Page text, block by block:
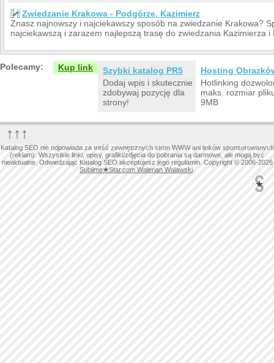
Zwiedzanie Krakowa - Podgórze, Kazimierz
Znasz najnowszy i najciekawszy sposób na zwiedzanie Krakowa?
najciekawszą i zarazem najlepszą trasę do zwiedzania Kazimierza i
Polecamy: Kup link
Szybki katalog PR5
Dodaj wpis i skutecznie
zdobywaj pozycję dla
strony!
Hosting
Hotlinking
maks. rozmiar
9MB
↑↑↑
Katalog SEO nie odpowiada za treść zewnętrznych stron WWW ani linków sponsorowanych
(reklam). Wszystkie linki, opisy, grafiki/zdjęcia do pobrania są darmowe, ale mogą być
nieaktualne. Odwiedzając Katalog SEO akceptujesz jego regulamin. Copyright © 2006-2026
Sublime★Star.com Walerian Walawski